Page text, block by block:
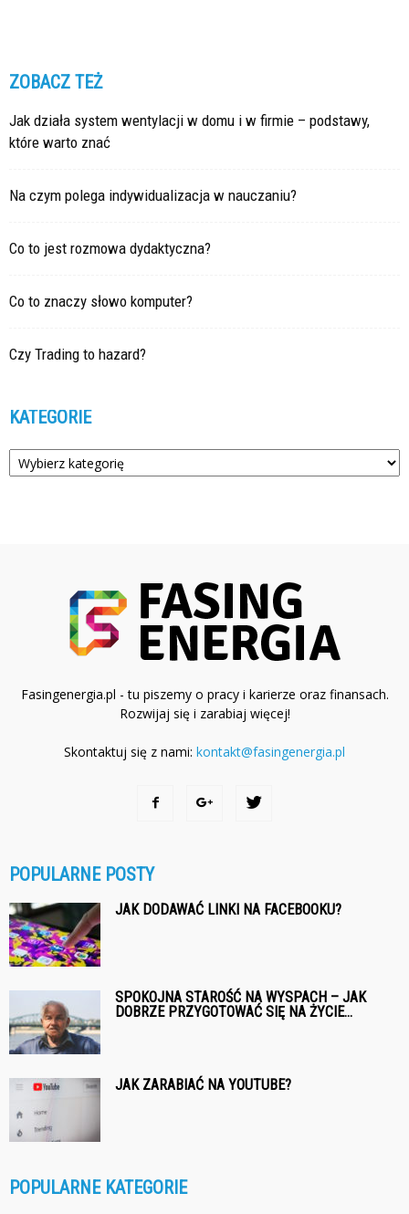
ZOBACZ TEŻ
Jak działa system wentylacji w domu i w firmie – podstawy,
które warto znać
Na czym polega indywidualizacja w nauczaniu?
Co to jest rozmowa dydaktyczna?
Co to znaczy słowo komputer?
Czy Trading to hazard?
KATEGORIE
Kategorie
Fasingenergia.pl - tu piszemy o pracy i karierze oraz finansach.
Rozwijaj się i zarabiaj więcej!
Skontaktuj się z nami: kontakt@fasingenergia.pl
POPULARNE POSTY
JAK DODAWAĆ LINKI NA FACEBOOKU?
SPOKOJNA STAROŚĆ NA WYSPACH – JAK
DOBRZE PRZYGOTOWAĆ SIĘ NA ŻYCIE...
JAK ZARABIAĆ NA YOUTUBE?
POPULARNE KATEGORIE